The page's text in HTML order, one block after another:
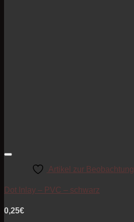
Artikel zur
Dot Inlay – PVC – schwarz
0,25€